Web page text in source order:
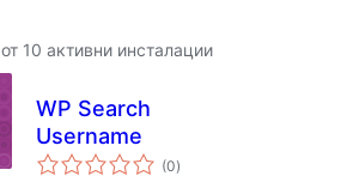
10 активни инсталации
WP Search
Username
(0общо
оценки
)